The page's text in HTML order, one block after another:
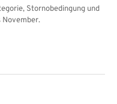
Stornobedingung und
November.